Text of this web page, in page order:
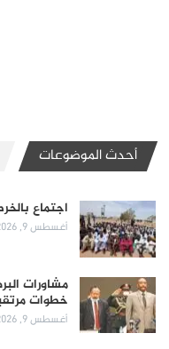
أحدث الموضوعات
اجتماع
أغسطس 9, 2026
مشاورات
خطوات
أغسطس 9, 2026